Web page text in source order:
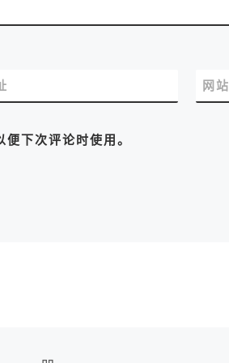
网
下次评论时使用。